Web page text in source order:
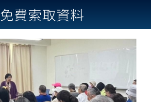
免費索取資料